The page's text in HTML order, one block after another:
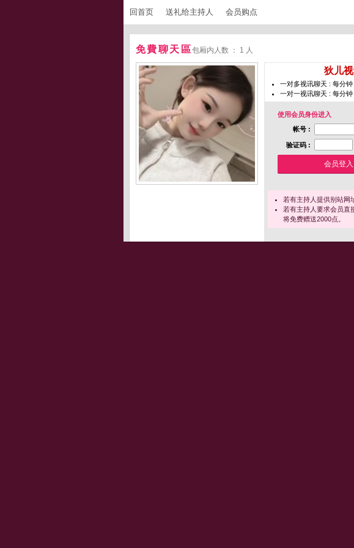
回首页 送礼给主持人 会员购点
免費聊天區包厢内人数 ： 1 人
狄儿
一对多视讯聊天 : 每分钟
一对一视讯聊天 : 每分钟
使用会员身份进入
帐号 :
验证码 :
若有主持人提供别站网
若有主持人要求会员直
将免费赠送2000点。